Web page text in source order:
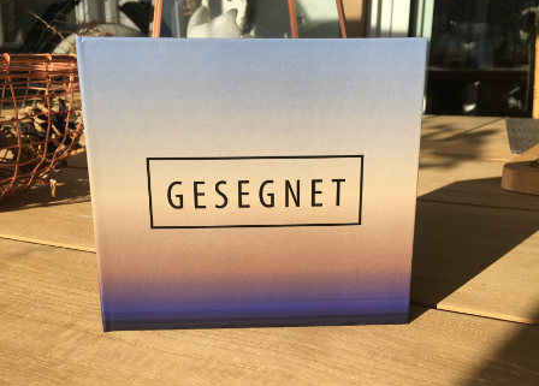
Ablauf:
10:00 Uhr Warming up
10:30 Uhr Stimmenproben
12:30 Uhr Mittagessen
13:30 Uhr Gesamtprobe
15:30 Uhr Kaffeepause
16 Uhr Stimmenproben und Gesamtprobe in der Kirche
18 Uhr Pause mit Brotzeit
19 Uhr Konzert
Das Chorheft wird allen Sängerinnen und Sängern vorab
ausgegeben oder zugesandt.
Die TN-Gebühr beträgt incl. Mittagessen, Kaffee, Kuchen, Brotzeit
und Notenmaterial 20 €
Anmeldung: st.martin.wertingen@bistum-augsburg.de
Telefon: 08272/2053